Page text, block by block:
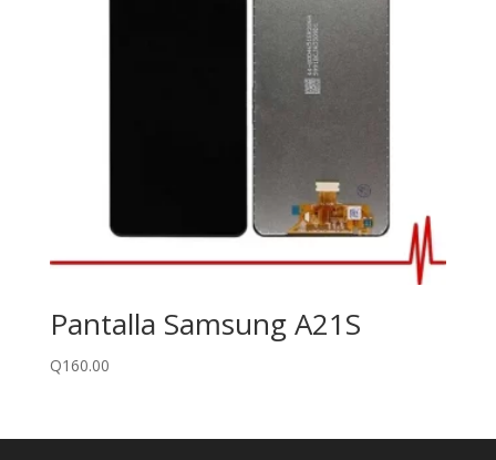
Pantalla Samsung A21S
Q160.00